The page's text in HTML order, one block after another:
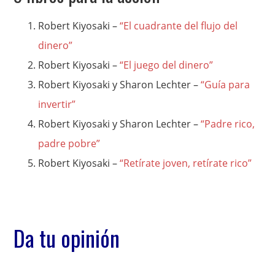
Robert Kiyosaki –“El cuadrante del flujo del
dinero”
Robert Kiyosaki –“El juego del dinero”
Robert Kiyosaki y Sharon Lechter –“Guía para
invertir”
Robert Kiyosaki y Sharon Lechter –“Padre rico,
padre pobre”
Robert Kiyosaki –“Retírate joven, retírate rico”
Da tu opinión